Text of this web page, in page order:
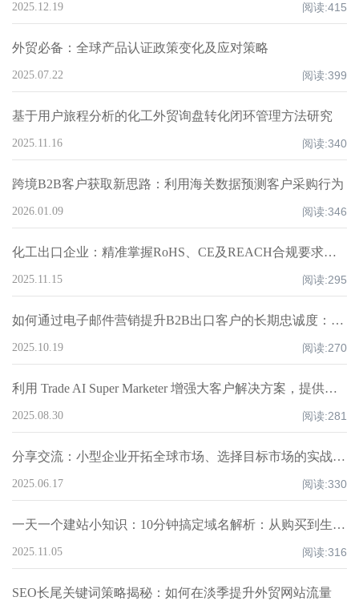
2025.12.19 阅读:415
外贸必备：全球产品认证政策变化及应对策略
2025.07.22 阅读:399
基于用户旅程分析的化工外贸询盘转化闭环管理方法研究
2025.11.16 阅读:340
跨境B2B客户获取新思路：利用海关数据预测客户采购行为
2026.01.09 阅读:346
化工出口企业：精准掌握RoHS、CE及REACH合规要求，开启无忧国际贸易
2025.11.15 阅读:295
如何通过电子邮件营销提升B2B出口客户的长期忠诚度：实用策略详解
2025.10.19 阅读:270
利用 Trade AI Super Marketer 增强大客户解决方案，提供定制化的 B2B 服务
2025.08.30 阅读:281
分享交流：小型企业开拓全球市场、选择目标市场的实战经验！
2025.06.17 阅读:330
一天一个建站小知识：10分钟搞定域名解析：从购买到生效全流程（阿里云示例）
2025.11.05 阅读:316
SEO长尾关键词策略揭秘：如何在淡季提升外贸网站流量